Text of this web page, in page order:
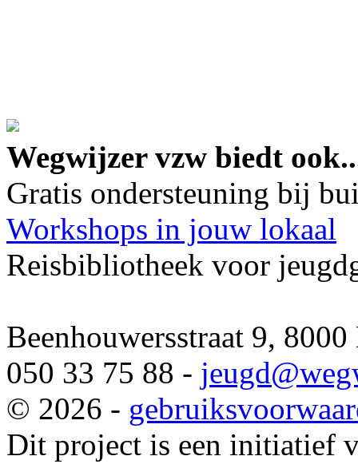
Wegwijzer vzw biedt
Gratis ondersteuning bij
Workshops in jouw lokaal
Reisbibliotheek voor
Beenhouwersstraat 9,
050 33 75 88 - jeugd
© 2026 -
Dit project is een initiatief